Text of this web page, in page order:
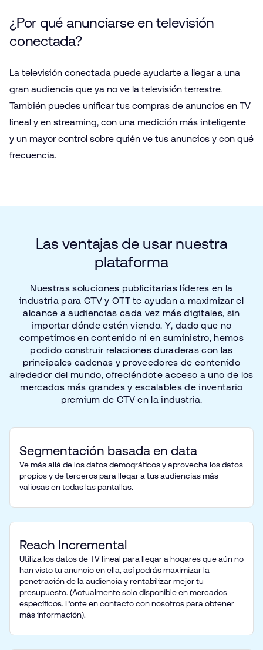
¿Por qué anunciarse en televisión
conectada?
La televisión conectada puede ayudarte a llegar a una
gran audiencia que ya no ve la televisión terrestre.
También puedes unificar tus compras de anuncios en TV
lineal y en streaming, con una medición más inteligente
y un mayor control sobre quién ve tus anuncios y con qué
frecuencia.
Las ventajas de usar nuestra
plataforma
Nuestras soluciones publicitarias líderes en la
industria para CTV y OTT te ayudan a maximizar el
alcance a audiencias cada vez más digitales, sin
importar dónde estén viendo. Y, dado que no
competimos en contenido ni en suministro, hemos
podido construir relaciones duraderas con las
principales cadenas y proveedores de contenido
alrededor del mundo, ofreciéndote acceso a uno de los
mercados más grandes y escalables de inventario
premium de CTV en la industria.
Segmentación basada en data
Ve más allá de los datos demográficos y aprovecha los datos
propios y de terceros para llegar a tus audiencias más
valiosas en todas las pantallas.
Reach Incremental
Utiliza los datos de TV lineal para llegar a hogares que aún no
han visto tu anuncio en ella, así podrás maximizar la
penetración de la audiencia y rentabilizar mejor tu
presupuesto. (Actualmente solo disponible en mercados
específicos. Ponte en contacto con nosotros para obtener
más información).